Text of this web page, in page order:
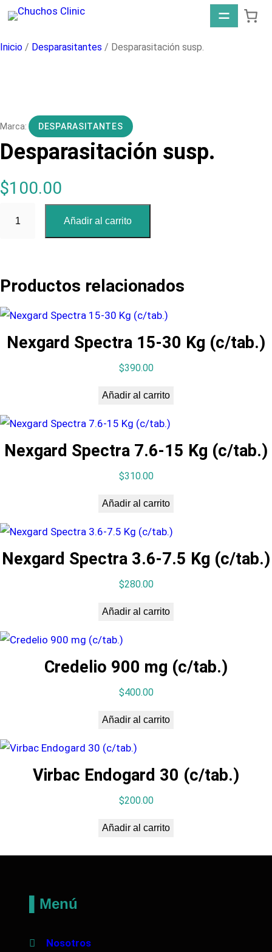
Saltar
contenido
Inicio / Desparasitantes / Desparasitación susp.
Desparasitación susp.
$100.00
a
a
i
p
c
i
Añadir al carrito
DESPARASITANTES
Productos relacionados
Nexgard Spectra 15-30 Kg (c/tab.)
$390.00
Añadir al carrito
Nexgard Spectra 7.6-15 Kg (c/tab.)
$310.00
Añadir al carrito
Nexgard Spectra 3.6-7.5 Kg (c/tab.)
$280.00
Añadir al carrito
Credelio 900 mg (c/tab.)
$400.00
Añadir al carrito
Virbac Endogard 30 (c/tab.)
$200.00
Añadir al carrito
▌Menú
Nosotros